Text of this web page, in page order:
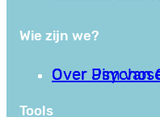
Wie zijn we?
Over
Over Jim van
Tools